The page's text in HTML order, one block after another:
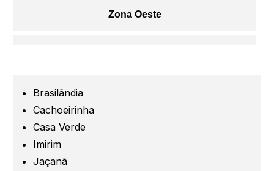
Zona Oeste
Brasilândia
Cachoeirinha
Casa Verde
Imirim
Jaçanã